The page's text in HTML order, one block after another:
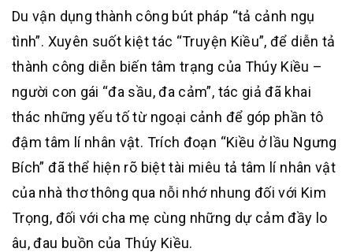
Du vận dụng thành công bút pháp “tả cảnh ngụ
tình”. Xuyên suốt kiệt tác “Truyện Kiều”, để diễn tả
thành công diễn biến tâm trạng của Thúy Kiều –
người con gái “đa sầu, đa cảm”, tác giả đã khai
thác những yếu tố từ ngoại cảnh để góp phần tô
đậm tâm lí nhân vật. Trích đoạn “Kiều ở lầu Ngưng
Bích” đã thể hiện rõ biệt tài miêu tả tâm lí nhân vật
của nhà thơ thông qua nỗi nhớ nhung đối với Kim
Trọng, đối với cha mẹ cùng những dự cảm đầy lo
âu, đau buồn của Thúy Kiều.